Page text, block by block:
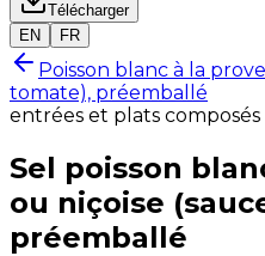
Télécharger
EN
FR
Poisson blanc à la
tomate), préemballé
entrées et plats composés
Sel poisson
ou niçoise
préemballé